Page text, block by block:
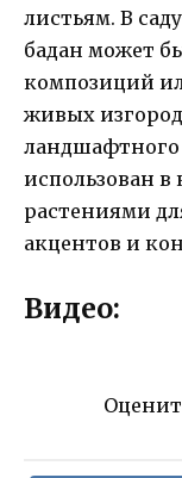
листьям. В
бадан может
композиций
живых
ландшафтного
использован
растениями
акцентов и
Видео: